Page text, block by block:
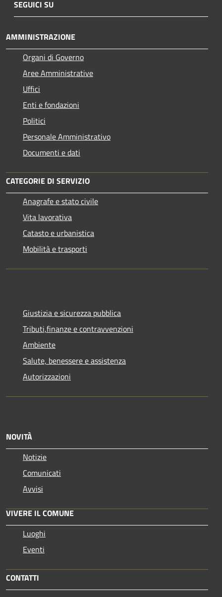
SEGUICI SU
AMMINISTRAZIONE
Organi di Governo
Aree Amministrative
Uffici
Enti e fondazioni
Politici
Personale Amministrativo
Documenti e dati
CATEGORIE DI SERVIZIO
Anagrafe e stato civile
Vita lavorativa
Catasto e urbanistica
Mobilità e trasporti
Giustizia e sicurezza pubblica
Tributi,finanze e contravvenzioni
Ambiente
Salute, benessere e assistenza
Autorizzazioni
NOVITÀ
Notizie
Comunicati
Avvisi
VIVERE IL COMUNE
Luoghi
Eventi
CONTATTI